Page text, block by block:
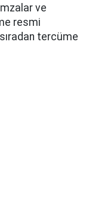
ve
resmi
tercüme